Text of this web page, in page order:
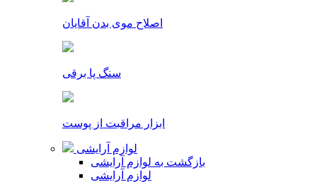
اصلاح موی بدن آقایان
سنگ پا برقی
ابزار مراقبت از پوست
لوازم آرایشی
بازگشت به لوازم آرایشی
لوازم آرایشی